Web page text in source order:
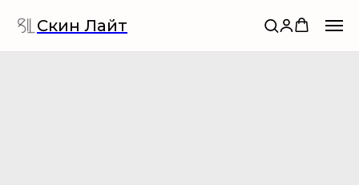
Скин Лайт